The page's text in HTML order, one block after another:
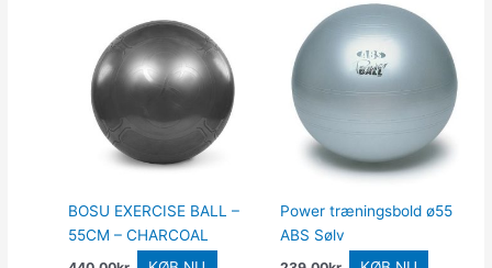
BOSU EXERCISE BALL –
55CM – CHARCOAL
Power træningsbold ø55
ABS Sølv